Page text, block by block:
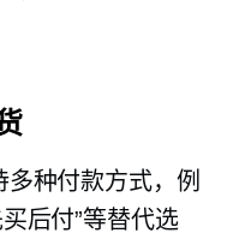
多种付款方式，例
后付”等替代选